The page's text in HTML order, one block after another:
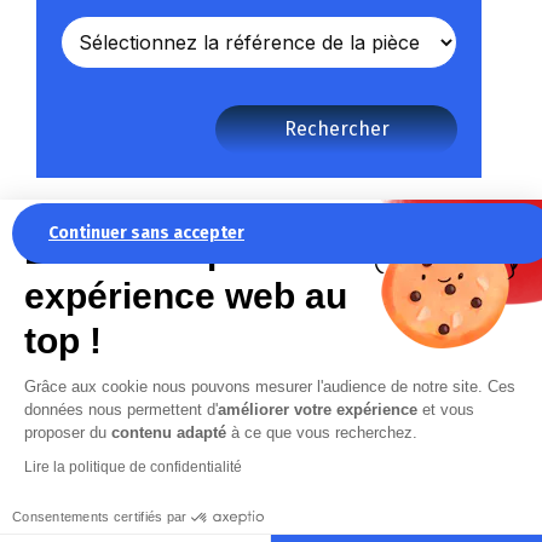
Continuer sans accepter
La recette pour une
expérience web au
top !
Grâce aux cookie nous pouvons mesurer l'audience de notre site. Ces
données nous permettent d'améliorer votre expérience et vous
proposer du contenu adapté à ce que vous recherchez.
Lire la politique de confidentialité
Consentements certifiés par
Rechercher
NEWSLETTER
Restez informé des actualités
d’Anjou Machines Outils